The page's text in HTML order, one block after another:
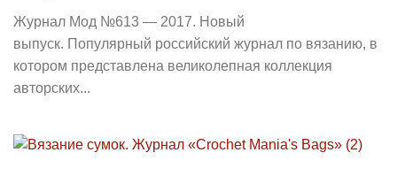
Журнал Мод №613 — 2017. Новый
выпуск. Популярный российский журнал по вязанию, в
котором представлена великолепная коллекция
авторских...